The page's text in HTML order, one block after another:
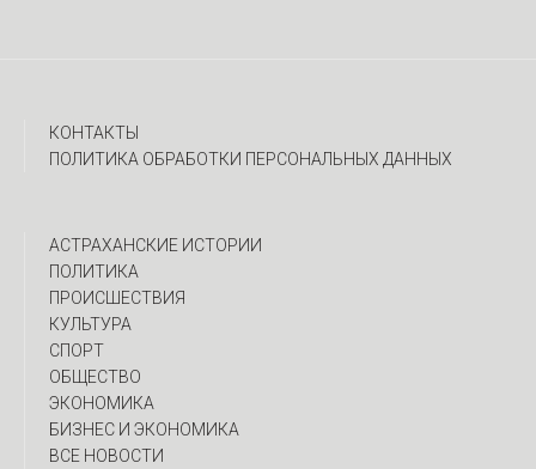
КОНТАКТЫ
ПОЛИТИКА ОБРАБОТКИ ПЕРСОНАЛЬНЫХ ДАННЫХ
АСТРАХАНСКИЕ ИСТОРИИ
ПОЛИТИКА
ПРОИСШЕСТВИЯ
КУЛЬТУРА
СПОРТ
ОБЩЕСТВО
ЭКОНОМИКА
БИЗНЕС И ЭКОНОМИКА
ВСЕ НОВОСТИ